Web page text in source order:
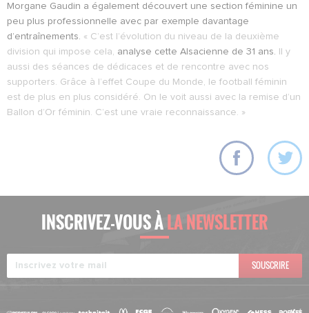
Morgane Gaudin a également découvert une section féminine un
peu plus professionnelle avec par exemple davantage
d’entraînements. « C’est l’évolution du niveau de la deuxième
division qui impose cela, analyse cette Alsacienne de 31 ans. Il y
aussi des séances de dédicaces et de rencontre avec nos
supporters. Grâce à l’effet Coupe du Monde, le football féminin
est de plus en plus considéré. On le voit aussi avec la remise d’un
Ballon d’Or féminin. C’est une vraie reconnaissance. »
INSCRIVEZ-VOUS ÀLA NEWSLETTER
SOUSCRIRE